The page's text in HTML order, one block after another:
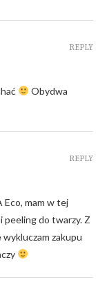
Obydwa
REPLY
Eco, mam w tej
peeling do twarzy. Z
zakupu
REPLY